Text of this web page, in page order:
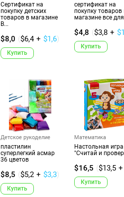
Сертификат на
покупку детских
товаров в магазине
В...
$8,0 ($6,4 + $1,6)
Купить
сертификат на
покупку товаров
магазине все
$4,8 ($3,8 +
Купить
Детское рукоделие
пластилин
суперлегкий асмар
36 цветов
$8,5 ($5,2 + $3,3)
Купить
Математика
Настольная игра
"Считай и
$16,5 ($13,5 +
Купить